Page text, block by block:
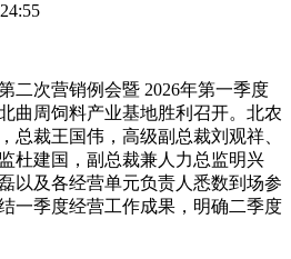
二次营销例会暨 2026年第一季度
曲周饲料产业基地胜利召开。北农
总裁王国伟，高级副总裁刘观祥、
杜建国，副总裁兼人力总监明兴
以及各经营单元负责人悉数到场参
一季度经营工作成果，明确二季度